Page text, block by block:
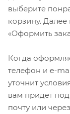
выберите
корзину.
«Оформить
Когда
телефон и e-
уточнит
вам придет
почту или